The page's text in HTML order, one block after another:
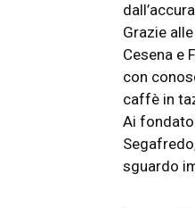
Grazie
Cesena e
con
caffè in
Ai
sguardo